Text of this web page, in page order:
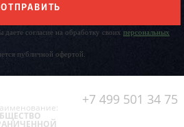
ОТПРАВИТЬ
согласие на обработку своих персональных
публичной офертой.
+7 499 501 34 75